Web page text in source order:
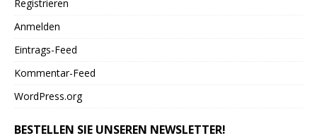
Registrieren
Anmelden
Eintrags-Feed
Kommentar-Feed
WordPress.org
BESTELLEN SIE UNSEREN NEWSLETTER!